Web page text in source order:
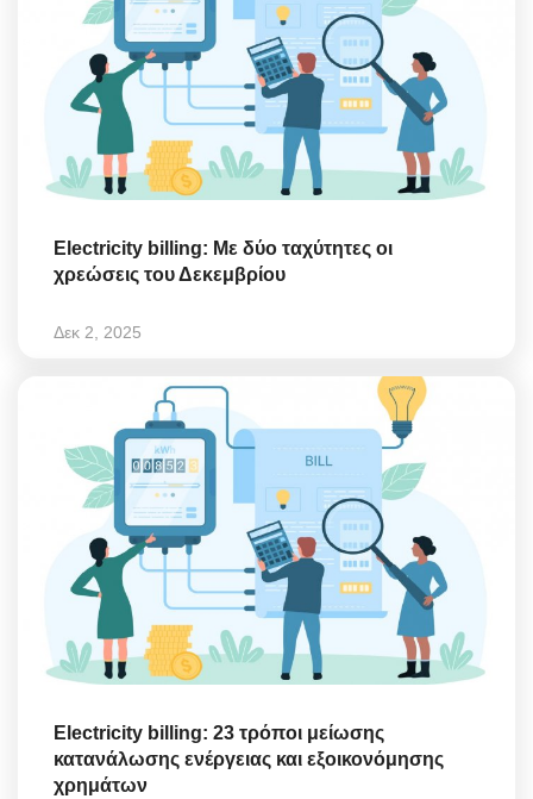
Electricity billing: Με δύο ταχύτητες οι
χρεώσεις του Δεκεμβρίου
Δεκ 2, 2025
Electricity billing: 23 τρόποι μείωσης
κατανάλωσης ενέργειας και εξοικονόμησης
χρημάτων